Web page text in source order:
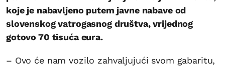
koje je nabavljeno putem javne nabave od
slovenskog vatrogasnog društva, vrijednog
gotovo 70 tisuća eura.
– Ovo će nam vozilo zahvaljujući svom gabaritu,